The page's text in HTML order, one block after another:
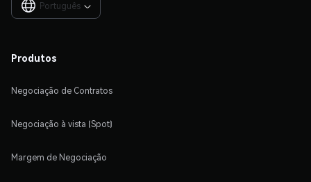
Português 
Produtos
Negociação de Contratos
Negociação à vista (Spot)
Margem de Negociação